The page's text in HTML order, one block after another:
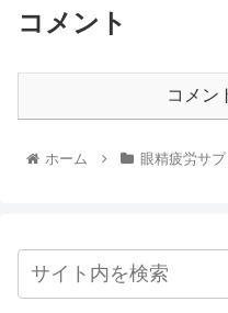
コメント
コメン
ホーム 眼精疲労サ